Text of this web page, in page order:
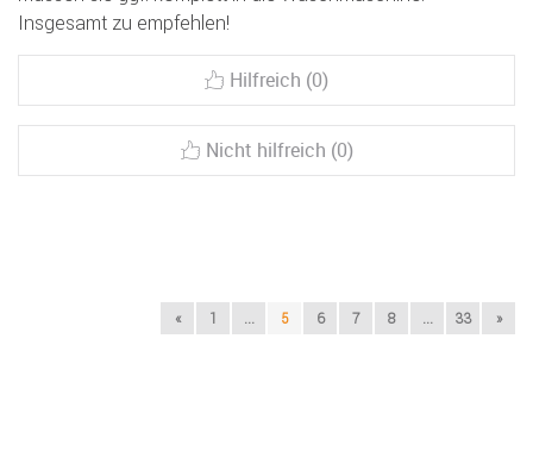
Insgesamt zu empfehlen!
Hilfreich (0)
Nicht hilfreich (0)
« 1 ... 5 6 7 8 ... 33 »